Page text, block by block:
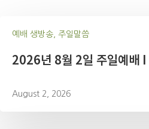
예배 생방송, 주일말씀
2026년 8월 2일 주일예배 I
August 2, 2026